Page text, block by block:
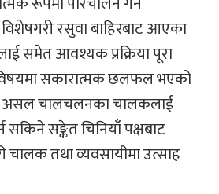
रसुवा बाहिरबाट आएका
समेत आवश्यक प्रक्रिया पूरा
सकारात्मक छलफल भएको
असल चालचलनका चालकलाई
सङ्केत चिनियाँ पक्षबाट
चालक तथा व्यवसायीमा उत्साह